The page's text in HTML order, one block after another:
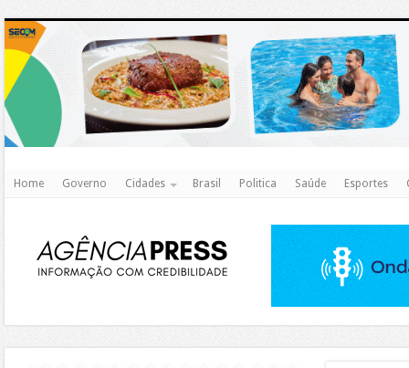
Home Governo Cidades Brasil Politica Saúde Esportes